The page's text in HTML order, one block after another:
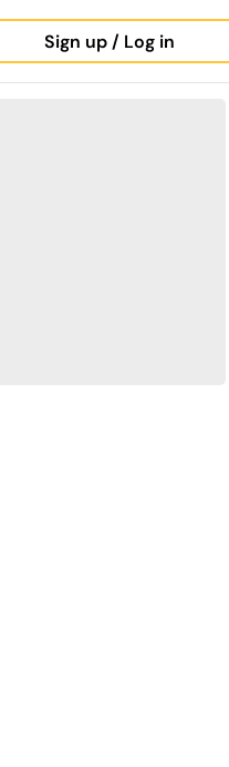
Sign up / Log in